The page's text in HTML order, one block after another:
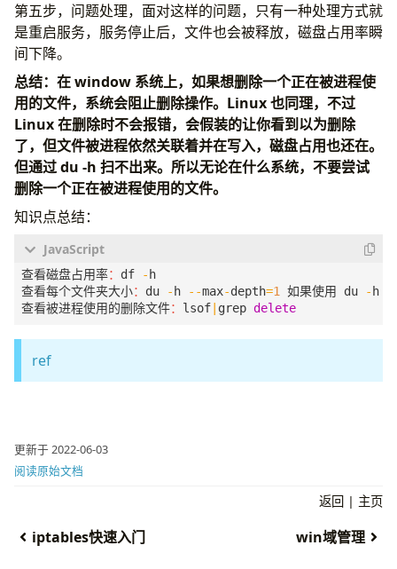
第五步，问题处理，面对这样的问题，只有一种处理方式就
是重启服务，服务停止后，文件也会被释放，磁盘占用率瞬
间下降。
总结：在 window 系统上，如果想删除一个正在被进程使
用的文件，系统会阻止删除操作。Linux 也同理，不过
Linux 在删除时不会报错，会假装的让你看到以为删除
了，但文件被进程依然关联着并在写入，磁盘占用也还在。
但通过 du -h 扫不出来。所以无论在什么系统，不要尝试
删除一个正在被进程使用的文件。
知识点总结：
查看磁盘占用率： df - h
查看每个文件夹大小： du - h --max-depth=1 如果使用 du - h
查看被进程使用的删除文件： lsof grep delete
ref
更新于 2022-06-03
阅读原始文档
返回 | 主页
iptables快速入门 win域管理